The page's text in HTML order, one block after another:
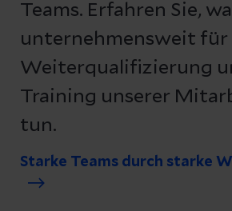
Teams. Erfahren Sie,
unternehmensweit für
Weiterqualifizierung
Training unserer
tun.
Starke Teams durch starke